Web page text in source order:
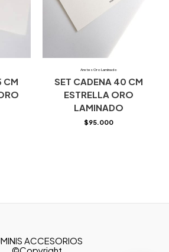
CM
Aretes Oro Laminado
SET CADENA 40 CM
ESTRELLA ORO
LAMINADO
$95.000
ACCESORIOS